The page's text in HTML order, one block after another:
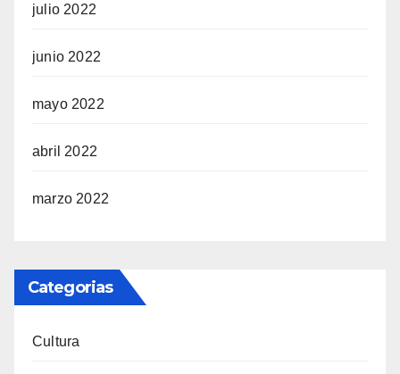
julio 2022
junio 2022
mayo 2022
abril 2022
marzo 2022
Categorias
Cultura